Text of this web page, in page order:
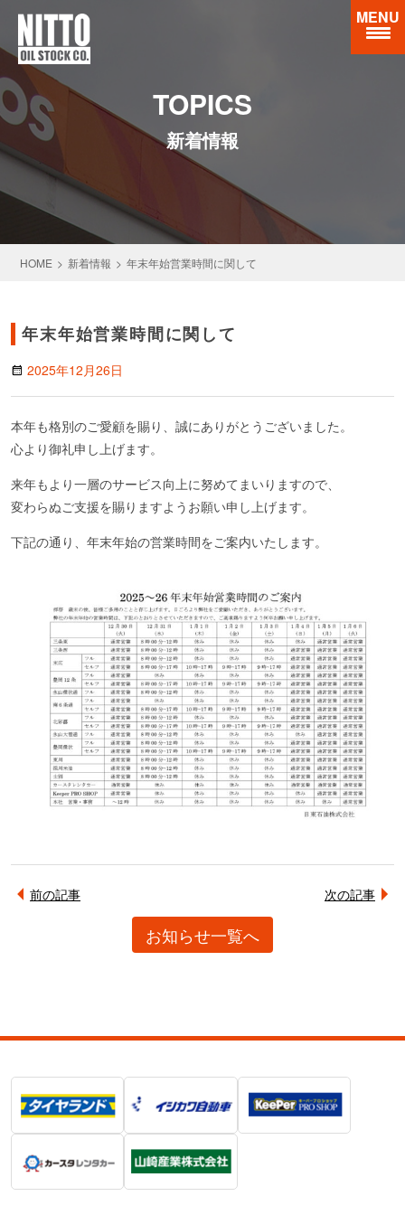
MENU
新着情報
HOME 新着情報 年末年始営業時間に関して
年末年始営業時間に関して
calendar_month 2025年12月26日
本年も格別のご愛顧を賜り、誠にありがとうございました。
心より御礼申し上げます。
来年もより一層のサービス向上に努めてまいりますので、
変わらぬご支援を賜りますようお願い申し上げます。
下記の通り、年末年始の営業時間をご案内いたします。
前の記事 次の記事
お知らせ一覧へ